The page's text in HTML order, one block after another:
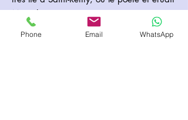
Marcel Bonnet(1922-2007)57,58. C'est
aussi dans le même contexte que Charles
Gounod vint séjourner à Saint-Rémy en
Phone Email WhatsApp